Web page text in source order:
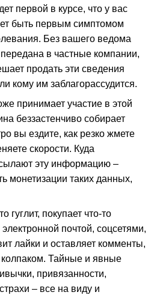
первой в курсе, что у вас
быть первым симптомом
Без вашего ведома
в частные компании,
продать эти сведения
кому им заблагорассудится.
принимает участие в этой
беззастенчиво собирает
вы ездите, как резко жмете
скорости. Куда
эту информацию –
монетизации таких данных,
гуглит, покупает что-то
почтой, соцсетями,
лайки и оставляет комменты,
Тайные и явные
привязанности,
– все на виду и